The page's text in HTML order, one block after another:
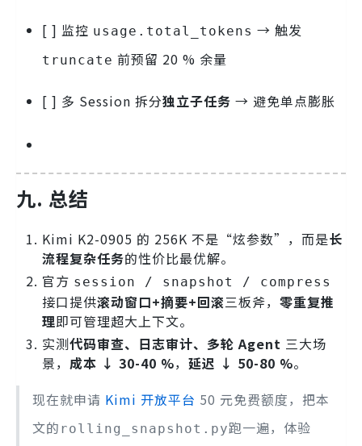
[ ] 监控 usage.total_tokens → 触发
truncate 前预留 20 % 余量
[ ] 多 Session 拆分独立子任务 → 避免单点膨胀
九. 总结
Kimi K2-0905 的 256K 不是“炫参数”，而是长
流程复杂任务的性价比最优解。
官方 session / snapshot / compress
接口提供滚动窗口+摘要+回滚三板斧， 零重复推
理即可管理超大上下文。
实测代码审查、日志审计、多轮 Agent 三大场
景， 成本 ↓ 30-40 %， 延迟 ↓ 50-80 %。
现在就申请 Kimi 开放平台 50 元免费额度，把本
文的 rolling_snapshot.py跑一遍，体验